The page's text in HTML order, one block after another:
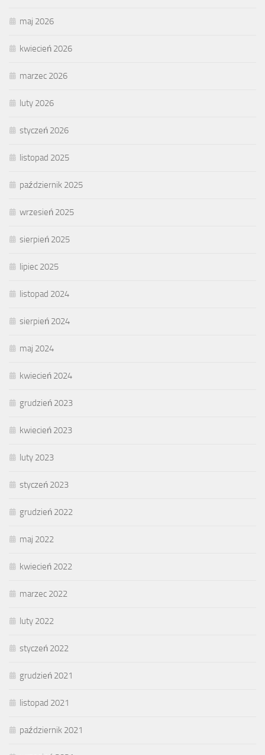
maj 2026
kwiecień 2026
marzec 2026
luty 2026
styczeń 2026
listopad 2025
październik 2025
wrzesień 2025
sierpień 2025
lipiec 2025
listopad 2024
sierpień 2024
maj 2024
kwiecień 2024
grudzień 2023
kwiecień 2023
luty 2023
styczeń 2023
grudzień 2022
maj 2022
kwiecień 2022
marzec 2022
luty 2022
styczeń 2022
grudzień 2021
listopad 2021
październik 2021